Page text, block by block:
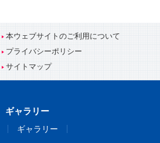
本ウェブサイトのご利用について
プライバシーポリシー
サイトマップ
ギャラリー
ギャラリー